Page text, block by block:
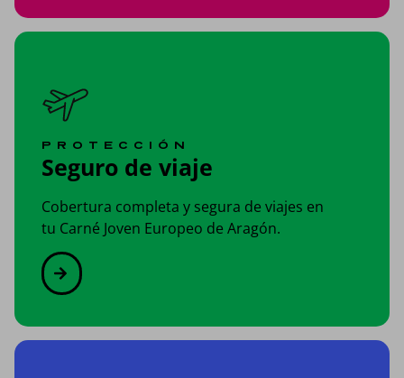
PROTECCIÓN
Seguro de viaje
Cobertura completa y segura de viajes en
tu Carné Joven Europeo de Aragón.